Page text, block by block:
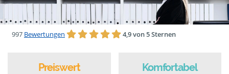
997 Bewertungen 4,9 von 5 Sternen
Preiswert Komfortabel